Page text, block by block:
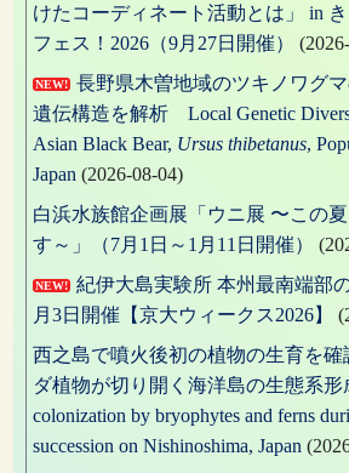
ョ
けたコーディネート活動とは」 in
フェス！2026（9月27日開催）
NEW!
長野県木曽地域のツキノワグ
遺伝構造を解析 Local Genetic
Asian Black Bear, Ursus thibetanus,
Japan (2026-08-04)
白浜水族館企画展「ウニ展 〜この
す～」（7月1日～1月11日開催）
NEW!
紀伊大島実験所 本州最南端部
月3日開催【京大ウィークス2026】
西之島で噴火後初の植物の生育を
ダ植物が切り開く海洋島の生態系
colonization by bryophytes and ferns
succession on Nishinoshima, Japan